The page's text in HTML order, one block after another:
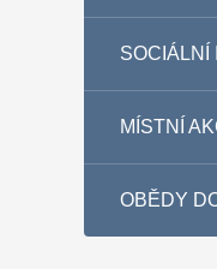
SOCIÁLNÍ
MÍSTNÍ
OBĚDY